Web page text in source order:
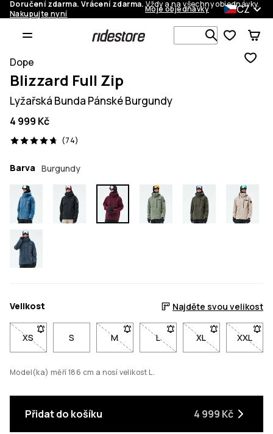
Doručení zdarma. Vrácení zdarma.Vždy a na všechny objednávky.
Nakupujte nyní
Moje objednávky CZ
Vyhledávej
Dope
Blizzard Full Zip
Lyžařská Bunda Pánské Burgundy
4 999 Kč
(74)
74 recenze, 4.7/5
Barva Burgundy
Velikost Najděte svou velikost
XS- Velikost XS není dostupná. Klikni pro upozornění, až bude
S M- Velikost M není dostupná. Klikni pro
L- Velikost L není dostupná.
XL- Velikost XL
XXL
-
Model(ka) měří 186 cm a nosí velikost L.
Přidat do košíku 4 999 Kč